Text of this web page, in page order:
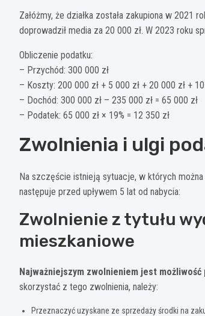
Załóżmy, że działka została zakupiona w 2021
doprowadził media za 20 000 zł. W 2023 roku
Obliczenie podatku:
– Przychód: 300 000 zł
– Koszty: 200 000 zł + 5 000 zł + 20 000 zł +
– Dochód: 300 000 zł – 235 000 zł = 65 000 zł
– Podatek: 65 000 zł × 19% = 12 350 zł
Zwolnienia i ulgi
Na szczęście istnieją sytuacje, w których
następuje przed upływem 5 lat od nabycia:
Zwolnienie z tytułu
mieszkaniowe
Najważniejszym zwolnieniem jest
skorzystać z tego zwolnienia, należy:
Przeznaczyć uzyskane ze sprzedaży środki na